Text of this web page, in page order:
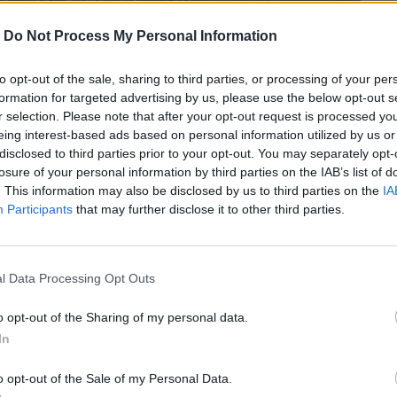
Do Not Process My Personal Information
opt-out of the sale, sharing to third parties, or processing of your
for targeted advertising by us, please use the below opt-out
selection. Please note that after your opt-out request is processed
interest-based ads based on personal information utilized by us
to third parties prior to your opt-out. You may separately
of your personal information by third parties on the IAB’s list of
This information may also be disclosed by us to third parties on the
Participants that may further disclose it to other third parties.
Data Processing Opt Outs
opt-out of the Sharing of my personal data.
opt-out of the Sale of my Personal Data.
από τη φυλή Νάσκα ανάμεσα
φιγούρες να έχουν μήκος
→